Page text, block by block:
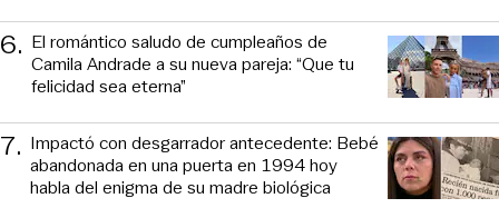
6. El romántico saludo de cumpleaños de
Camila Andrade a su nueva pareja: “Que tu
felicidad sea eterna”
7. Impactó con desgarrador antecedente: Bebé
abandonada en una puerta en 1994 hoy
habla del enigma de su madre biológica